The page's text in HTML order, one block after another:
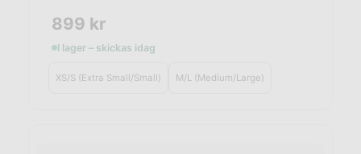
899 kr
I lager – skickas idag
XS/S (Extra Small/Small) M/L (Medium/Large)